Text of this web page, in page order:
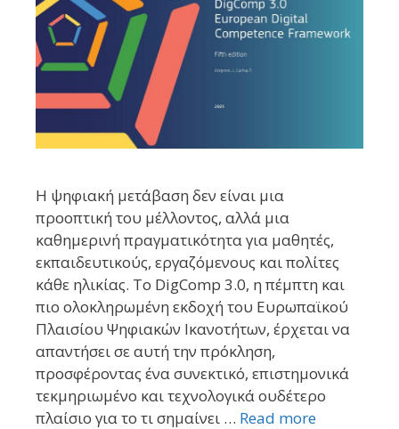
Η ψηφιακή μετάβαση δεν είναι μια
προοπτική του μέλλοντος, αλλά μια
καθημερινή πραγματικότητα για μαθητές,
εκπαιδευτικούς, εργαζόμενους και πολίτες
κάθε ηλικίας. Το DigComp 3.0, η πέμπτη και
πιο ολοκληρωμένη εκδοχή του Ευρωπαϊκού
Πλαισίου Ψηφιακών Ικανοτήτων, έρχεται να
απαντήσει σε αυτή την πρόκληση,
προσφέροντας ένα συνεκτικό, επιστημονικά
τεκμηριωμένο και τεχνολογικά ουδέτερο
πλαίσιο για το τι σημαίνει … Read more